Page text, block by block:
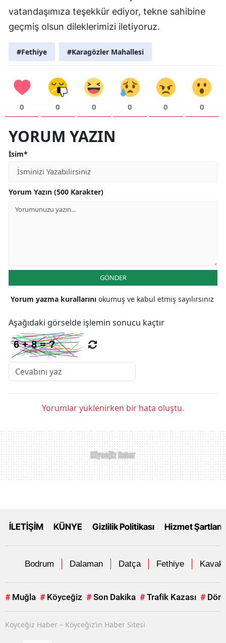
vatandaşımıza teşekkür ediyor, tekne sahibine
geçmiş olsun dileklerimizi iletiyoruz.
#Fethiye #Karagözler Mahallesi
0 0 0 0 0 0
YORUM YAZIN
İsim*
Yorum Yazın (500 Karakter)
GÖNDER
Yorum yazma kurallarını okumuş ve kabul etmiş sayılırsınız
Aşağıdaki görselde işlemin sonucu kaçtır
Yorumlar yüklenirken bir hata oluştu.
İLETİŞİM KÜNYE Gizlilik Politikası Hizmet Şartları
Bodrum Dalaman Datça Fethiye
# Muğla # Köyceğiz # Son Dakika # Trafik Kazası # Dört
Köyceğiz Haber – Köyceğiz’in Haber Sitesi